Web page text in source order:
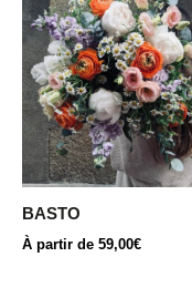
BASTO
À partir de 59,00€
produit
a
plusieurs
variations.
Les
options
peuvent
choisies
sur